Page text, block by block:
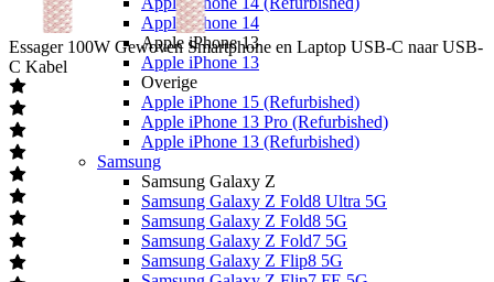
Apple iPhone 14
Apple iPhone 13
Apple iPhone 13
Overige
Apple iPhone 15 (Refurbished)
Apple iPhone 13 Pro (Refurbished)
Apple iPhone 13 (Refurbished)
Samsung
Samsung Galaxy Z
Samsung Galaxy Z Fold8 Ultra 5G
Samsung Galaxy Z Fold8 5G
Samsung Galaxy Z Fold7 5G
Samsung Galaxy Z Flip8 5G
Essager 100W Gewoven Smartphone en Laptop USB-C naar USB-
C Kabel